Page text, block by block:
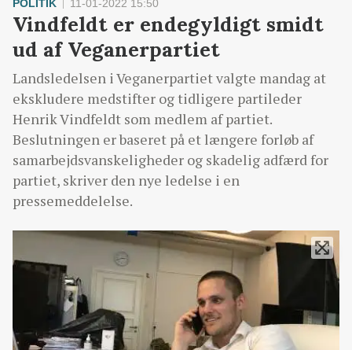
POLITIK 11-01-2022 15:50
Vindfeldt er endegyldigt smidt
ud af Veganerpartiet
Landsledelsen i Veganerpartiet valgte mandag at
ekskludere medstifter og tidligere partileder
Henrik Vindfeldt som medlem af partiet.
Beslutningen er baseret på et længere forløb af
samarbejdsvanskeligheder og skadelig adfærd for
partiet, skriver den nye ledelse i en
pressemeddelelse.